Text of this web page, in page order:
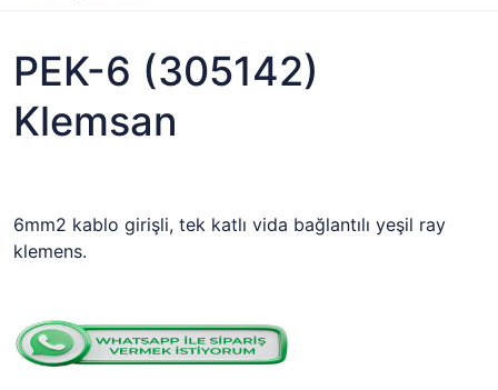
PEK-6 (305142)
Klemsan
6mm2 kablo girişli, tek katlı vida bağlantılı yeşil ray
klemens.